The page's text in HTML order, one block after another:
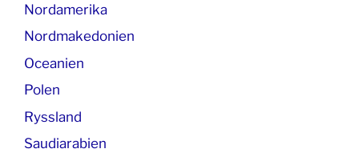
Nordamerika
Nordmakedonien
Oceanien
Polen
Ryssland
Saudiarabien